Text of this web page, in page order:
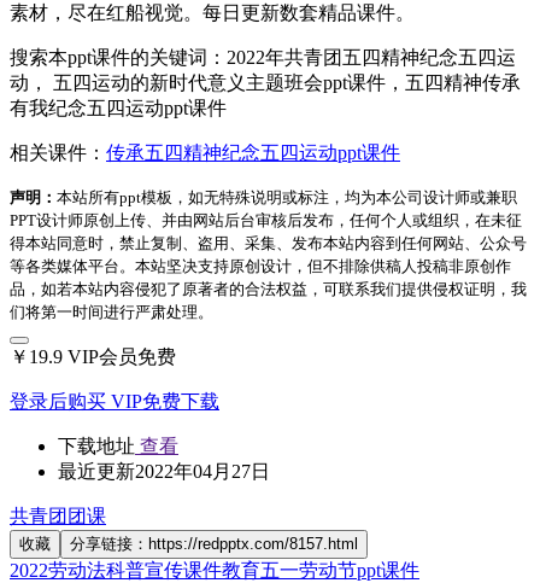
素材，尽在红船视觉。每日更新数套精品课件。
搜索本ppt课件的关键词：2022年共青团五四精神纪念五四运
动， 五四运动的新时代意义主题班会ppt课件，五四精神传承
有我纪念五四运动ppt课件
相关课件： 传承五四精神纪念五四运动ppt课件
声明： 本站所有ppt模板，如无特殊说明或标注，均为本公司设计师或兼职
PPT设计师原创上传、并由网站后台审核后发布，任何个人或组织，在未征
得本站同意时，禁止复制、盗用、采集、发布本站内容到任何网站、公众号
等各类媒体平台。本站坚决支持原创设计，但不排除供稿人投稿非原创作
品，如若本站内容侵犯了原著者的合法权益，可联系我们提供侵权证明，我
们将第一时间进行严肃处理。
￥19.9 VIP会员免费
登录后购买 VIP免费下载
下载地址 查看
最近更新2022年04月27日
共青团团课
收藏 分享链接：https://redpptx.com/8157.html
2022劳动法科普宣传课件教育五一劳动节ppt课件